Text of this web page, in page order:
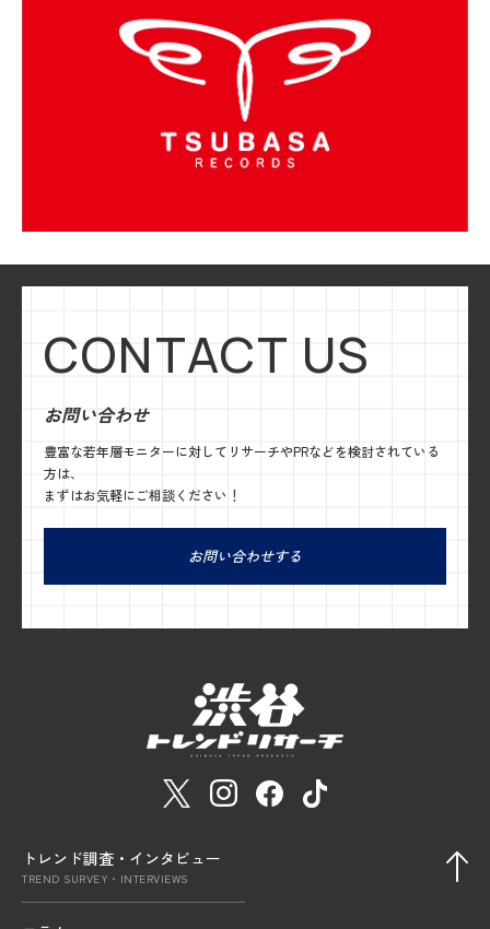
CONTACT US
お問い合わせ
豊富な若年層モニターに対してリサーチやPRなどを検討されている
方は、
まずはお気軽にご相談ください！
お問い合わせする
トレンド調査・インタビュー
TREND SURVEY・INTERVIEWS